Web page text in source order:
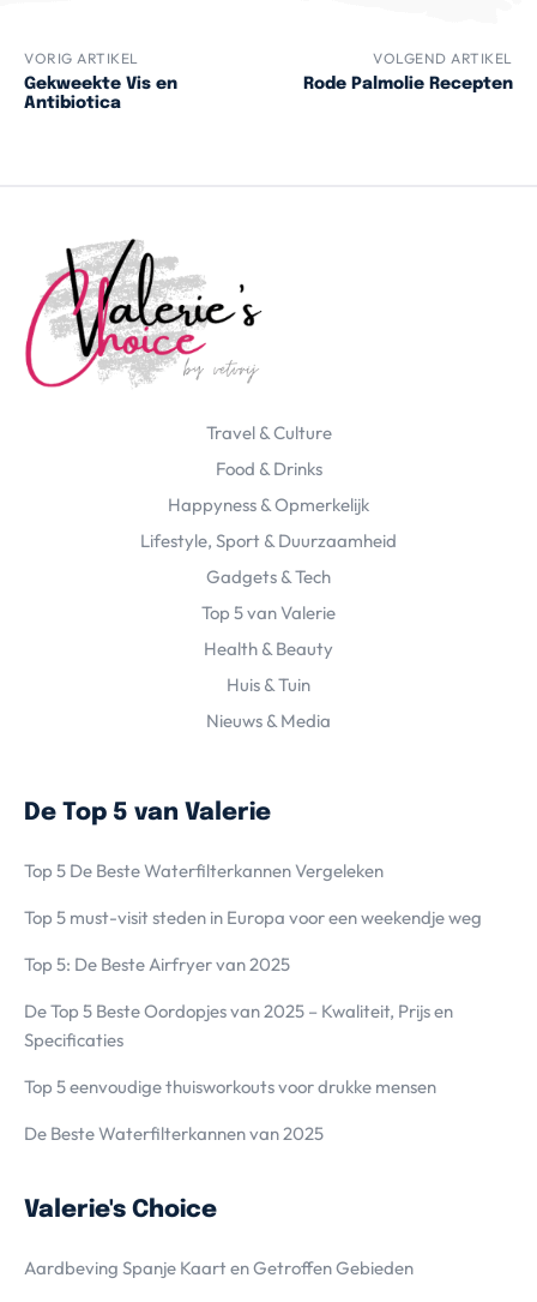
VORIG ARTIKEL
Gekweekte Vis en
Antibiotica
VOLGEND ARTIKEL
Rode Palmolie Recepten
Travel & Culture
Food & Drinks
Happyness & Opmerkelijk
Lifestyle, Sport & Duurzaamheid
Gadgets & Tech
Top 5 van Valerie
Health & Beauty
Huis & Tuin
Nieuws & Media
De Top 5 van Valerie
Top 5 De Beste Waterfilterkannen Vergeleken
Top 5 must-visit steden in Europa voor een weekendje weg
Top 5: De Beste Airfryer van 2025
De Top 5 Beste Oordopjes van 2025 – Kwaliteit, Prijs en
Specificaties
Top 5 eenvoudige thuisworkouts voor drukke mensen
De Beste Waterfilterkannen van 2025
Valerie's Choice
Aardbeving Spanje Kaart en Getroffen Gebieden